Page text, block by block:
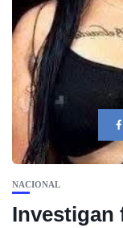
NACIONAL
Investigan